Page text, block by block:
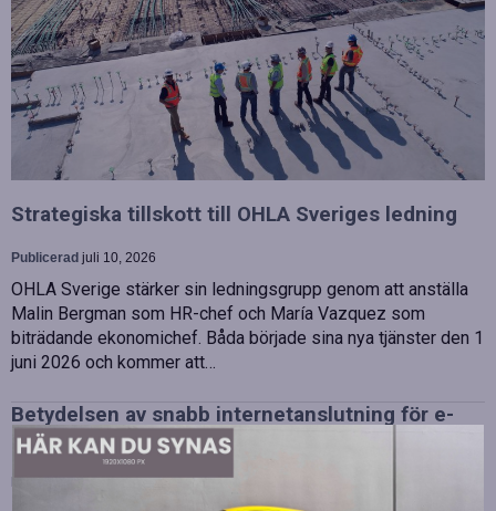
Strategiska tillskott till OHLA Sveriges ledning
Publicerad juli 10, 2026
OHLA Sverige stärker sin ledningsgrupp genom att anställa
Malin Bergman som HR-chef och María Vazquez som
biträdande ekonomichef. Båda började sina nya tjänster den 1
juni 2026 och kommer att…
Betydelsen av snabb internetanslutning för e-
sport
Publiceradjuli 10, 2026